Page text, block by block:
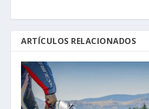
ARTÍCULOS RELACIONADOS